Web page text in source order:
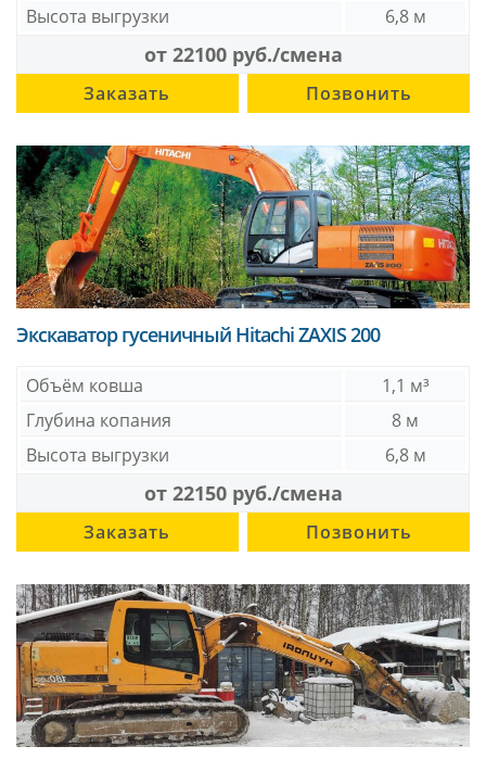
Высота выгрузки
6,8 м
от 22100 руб./смена
Заказать Позвонить
Экскаватор гусеничный Hitachi ZAXIS 200
Объём ковша
1,1 м³
Глубина копания
8 м
Высота выгрузки
6,8 м
от 22150 руб./смена
Заказать Позвонить